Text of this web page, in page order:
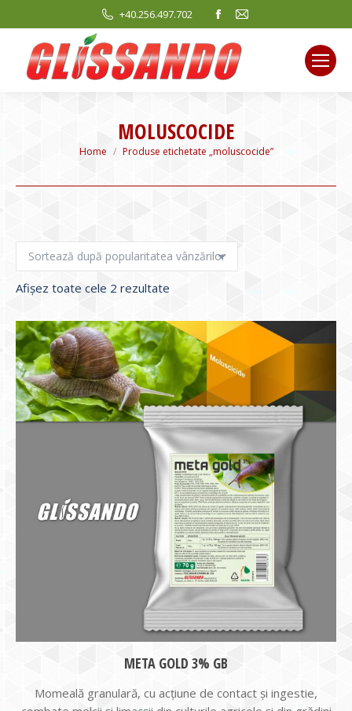
+40.256.497.702
Facebook
opens
in
new
Mail
new
MOLUSCOCIDE
You are here:
Home Produse etichetate „moluscocide”
Afișez toate cele 2 rezultate
evaluarea
medie
META GOLD 3% GB
Momeală granulară, cu acțiune de contact și ingestie,